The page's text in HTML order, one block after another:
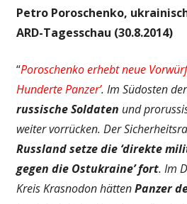
Petro Poroschenko,
ARD-Tagesschau (30.8.2014)
“Poroschenko erhebt neue
Hunderte Panzer’. Im Südosten
russische Soldaten und
weiter vorrücken. Der
Russland setze die ‘direkte
gegen die Ostukraine’ fort. Im
Kreis Krasnodon hättenPanzer